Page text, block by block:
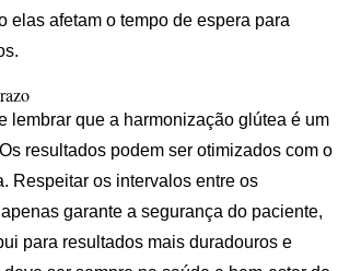
elas afetam o tempo de espera para
lembrar que a harmonização glútea é um
resultados podem ser otimizados com o
Respeitar os intervalos entre os
garante a segurança do paciente,
para resultados mais duradouros e